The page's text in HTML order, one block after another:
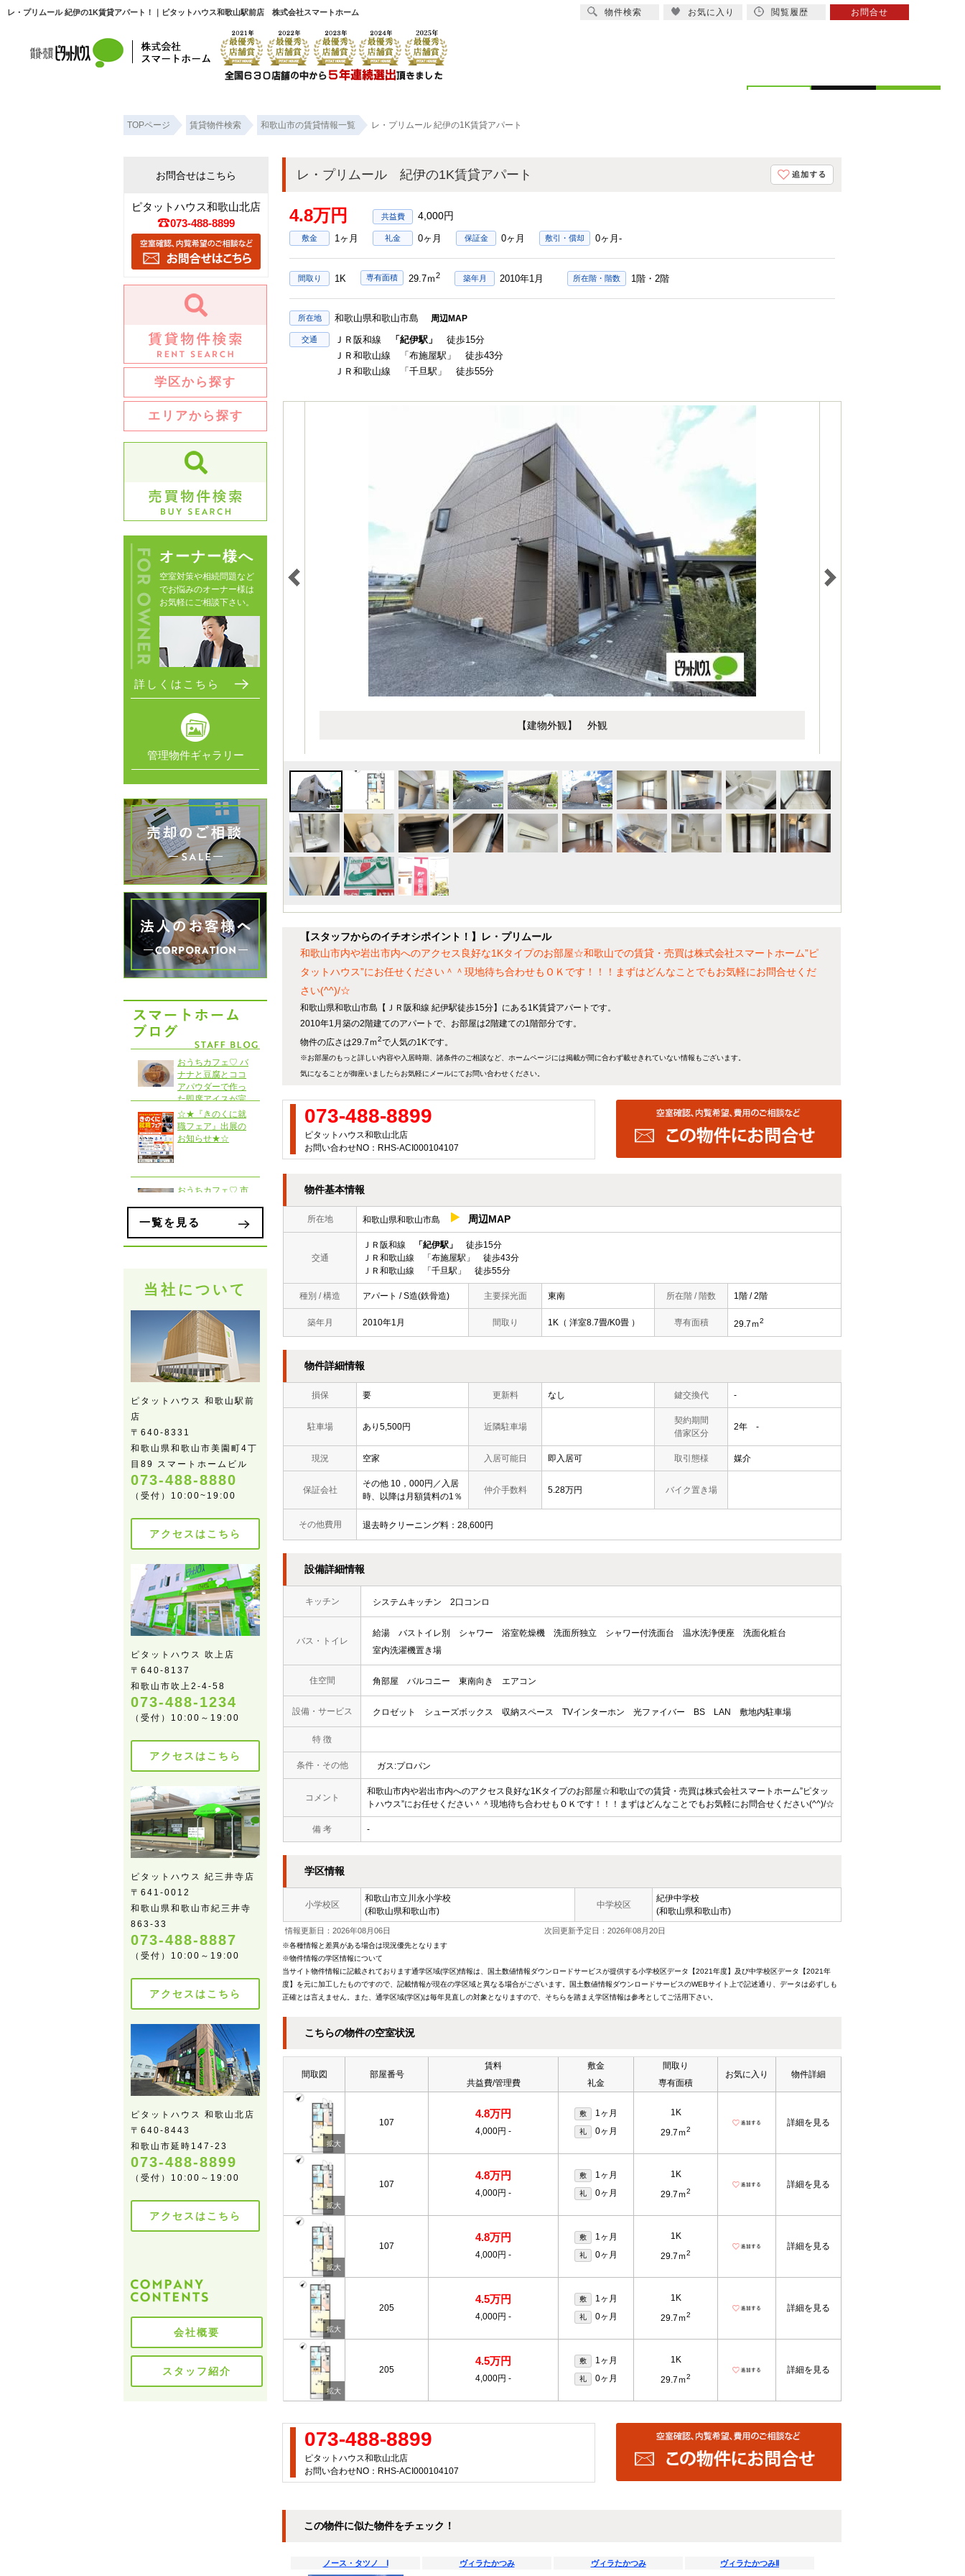
レ・プリムール 紀伊の1K賃貸アパート！｜ピタットハウス和歌山駅前店 株式会社スマートホーム
TOPページ 賃貸物件検索 和歌山市の賃貸情報一覧 レ・プリムール 紀伊の1K賃貸アパート
レ・プリムール 紀伊の1K賃貸アパート
4.8万円 4,000円
敷金 1ヶ月 礼金 0ヶ月 保証金 0ヶ月 敷引・償却 0ヶ月-
間取り 1K 専有面積 29.7ｍ2 築年月 2010年1月 所在階・階数 1階・2階
所在地 和歌山県和歌山市島 周辺MAP
交通 ＪＲ阪和線 「紀伊駅」
徒歩15分
ＪＲ和歌山線 「布施屋駅」 徒歩43分
ＪＲ和歌山線 「千旦駅」 徒歩55分
【建物外観】 外観
【スタッフからのイチオシポイント！】レ・プリムール
和歌山市内や岩出市内へのアクセス良好な1Kタイプのお部屋☆和歌山での賃貸・売買は株式会社スマートホーム”ピ
タットハウス”にお任せください＾＾現地待ち合わせもＯＫです！！！まずはどんなことでもお気軽にお問合せくだ
さい(^^)/☆
和歌山県和歌山市島【ＪＲ阪和線 紀伊駅徒歩15分】にある1K賃貸アパートです。
2010年1月築の2階建てのアパートで、お部屋は2階建ての1階部分です。
物件の広さは29.7ｍ2で人気の1Kです。
※お部屋のもっと詳しい内容や入居時期、諸条件のご相談など、ホームページには掲載が間に合わず載せきれていない情報もございます。
気になることが御座いましたらお気軽にメールにてお問い合わせください。
073-488-8899
ピタットハウス和歌山北店
お問い合わせNO：RHS-ACI000104107
物件基本情報
所在地 和歌山県和歌山市島 周辺MAP
交通
ＪＲ阪和線 「紀伊駅」
徒歩15分
ＪＲ和歌山線 「布施屋駅」 徒歩43分
ＪＲ和歌山線 「千旦駅」 徒歩55分
種別 / 構造 アパート / S造(鉄骨造) 主要採光面 東南 所在階 / 階数 1階 / 2階
築年月 2010年1月 間取り 1K（ 洋室8.7畳/K0畳 ） 専有面積 29.7ｍ2
物件詳細情報
損保 要 更新料 なし 鍵交換代 -
駐車場 あり5,500円 近隣駐車場
契約期間
借家区分
2年 -
現況 空家 入居可能日 即入居可 取引態様 媒介
保証会社
その他 10，000円／入居
時、以降は月額賃料の1％
仲介手数料 5.28万円 バイク置き場
その他費用 退去時クリーニング料：28,600円
設備詳細情報
キッチン システムキッチン 2口コンロ
バス・トイレ
給湯 バストイレ別 シャワー 浴室乾燥機 洗面所独立 シャワー付洗面台 温水洗浄便座
洗面化粧台
室内洗濯機置き場
住空間 角部屋 バルコニー 東南向き エアコン
設備・サービス クロゼット シューズボックス 収納スペース TVインターホン 光ファイバー BS LAN 敷地内駐車場
特 徴
条件・その他 ガス:プロパン
コメント
和歌山市内や岩出市内へのアクセス良好な1Kタイプのお部屋☆和歌山での賃貸・売買は株式会社スマートホーム”ピタッ
トハウス”にお任せください＾＾現地待ち合わせもＯＫです！！！まずはどんなことでもお気軽にお問合せください(^^)/☆
備 考 -
学区情報
小学校区
和歌山市立 川永小学校
(和歌山県和歌山市)
中学校区
紀伊中学校
(和歌山県和歌山市)
情報更新日：2026年08月06日 次回更新予定日：2026年08月20日
※各種情報と差異がある場合は現況優先となります
※物件情報の学区情報について
当サイト物件情報に記載されております通学区域(学区)情報は、国土数値情報ダウンロードサービスが提供する小学校区データ【2021年度】及び中学校区データ【2021年
度】を元に加工したものですので、記載情報が現在の学区域と異なる場合がございます。国土数値情報ダウンロードサービスのWEBサイト上で記述通り、データは必ずしも
正確とは言えません。また、通学区域(学区)は毎年見直しの対象となりますので、そちらを踏まえ学区情報は参考としてご活用下さい。
こちらの物件の空室状況
間取図 部屋番号
賃料
共益費/管理費
敷金
礼金
間取り
専有面積
お気に入り 物件詳細
107
4.8万円
4,000円 -
敷 1ヶ月
礼 0ヶ月
1K
29.7ｍ2
詳細を見る
107
4.8万円
4,000円 -
敷 1ヶ月
礼 0ヶ月
1K
29.7ｍ2
詳細を見る
107
4.8万円
4,000円 -
敷 1ヶ月
礼 0ヶ月
1K
29.7ｍ2
詳細を見る
205
4.5万円
4,000円 -
敷 1ヶ月
礼 0ヶ月
1K
29.7ｍ2
詳細を見る
205
4.5万円
4,000円 -
敷 1ヶ月
礼 0ヶ月
1K
29.7ｍ2
詳細を見る
073-488-8899
ピタットハウス和歌山北店
お問い合わせNO：RHS-ACI000104107
この物件に似た物件をチェック！
ノース・タツノ Ⅰ ヴィラたかつみ ヴィラたかつみ ヴィラたかつみⅡ
お問合せはこちら
ピタットハウス和歌山北店
073-488-8899
学区から探す
エリアから探す
オーナー様へ
空室対策や相続問題など
でお悩みのオーナー様は
お気軽にご相談下さい。
詳しくはこちら
管理物件ギャラリー
一覧を見る
当社について
ピタットハウス 和歌山駅前
店
〒640-8331
和歌山県和歌山市美園町4丁
目89 スマートホームビル
073-488-8880
（受付）10:00~19:00
アクセスはこちら
ピタットハウス 吹上店
〒640-8137
和歌山市吹上2-4-58
073-488-1234
（受付）10:00～19:00
アクセスはこちら
ピタットハウス 紀三井寺店
〒641-0012
和歌山県和歌山市紀三井寺
863-33
073-488-8887
（受付）10:00～19:00
アクセスはこちら
ピタットハウス 和歌山北店
〒640-8443
和歌山市延時147-23
073-488-8899
（受付）10:00～19:00
アクセスはこちら
会社概要
スタッフ紹介
物件検索 お気に入り 閲覧履歴 お問合せ